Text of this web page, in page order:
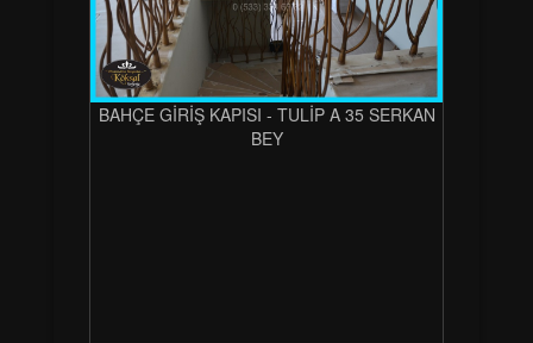
BAHÇE GİRİŞ KAPISI - TULİP A 35 SERKAN
BEY